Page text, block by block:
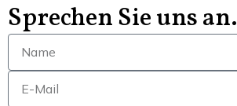
Sprechen Sie uns an.